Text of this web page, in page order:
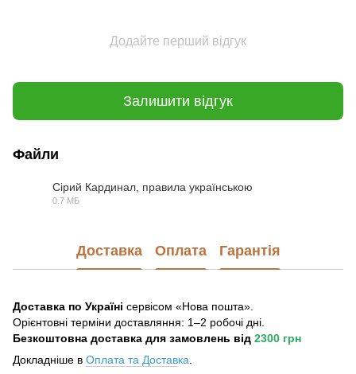
Додайте перший відгук
Залишити відгук
Файли
Сірий Кардинал, правила українською
0.7 МБ
Доставка Оплата Гарантія
Доставка по Україні сервісом «Нова пошта».
Орієнтовні терміни доставляння: 1–2 робочі дні.
Безкоштовна доставка для замовлень від 2300 грн
Докладніше в Оплата та Доставка.